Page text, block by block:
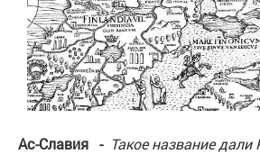
Ас-Славия - Такое название дали